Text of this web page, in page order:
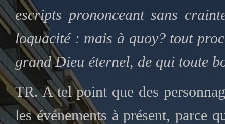
escripts prononceant sans
loquacité : mais à quoy? tout
grand Dieu éternel, de qui toute
TR. A tel point que des
les événements à présent, parce